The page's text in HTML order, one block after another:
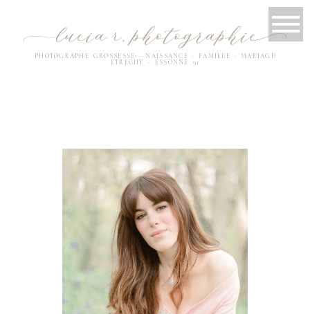
PHOTOGRAPHE GROSSESSE · NAISSANCE · FAMILLE · MARIAGE
ETRECHY - ESSONNE 91